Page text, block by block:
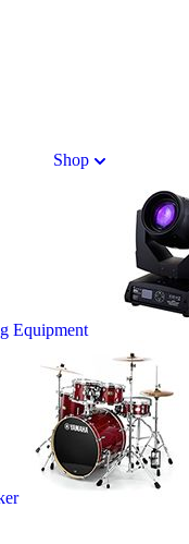
Shop
Equipment